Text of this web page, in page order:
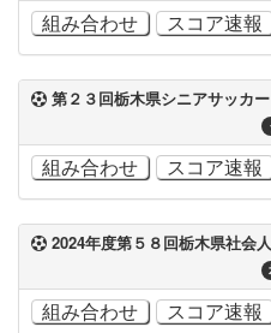
組み合わせ スコア速報
第２３回栃木県シニアサッカ
組み合わせ スコア速報
2024年度第５８回栃木県社会
組み合わせ スコア速報